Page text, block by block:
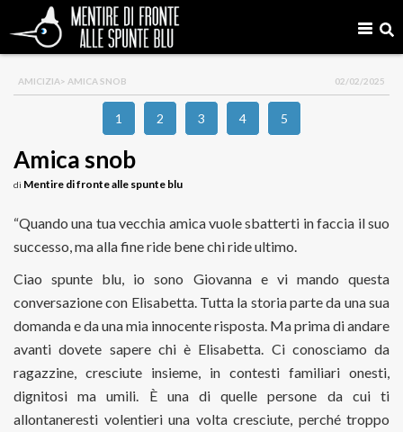
AMICIZIA> AMICA SNOB 02/02/2025
1 2 3 4 5
Amica snob
di Mentire di fronte alle spunte blu
“Quando una tua vecchia amica vuole sbatterti in faccia il suo
successo, ma alla fine ride bene chi ride ultimo.
Ciao spunte blu, io sono Giovanna e vi mando questa
conversazione con Elisabetta. Tutta la storia parte da una sua
domanda e da una mia innocente risposta. Ma prima di andare
avanti dovete sapere chi è Elisabetta. Ci conosciamo da
ragazzine, cresciute insieme, in contesti familiari onesti,
dignitosi ma umili. È una di quelle persone da cui ti
allontaneresti volentieri una volta cresciute, perché troppo